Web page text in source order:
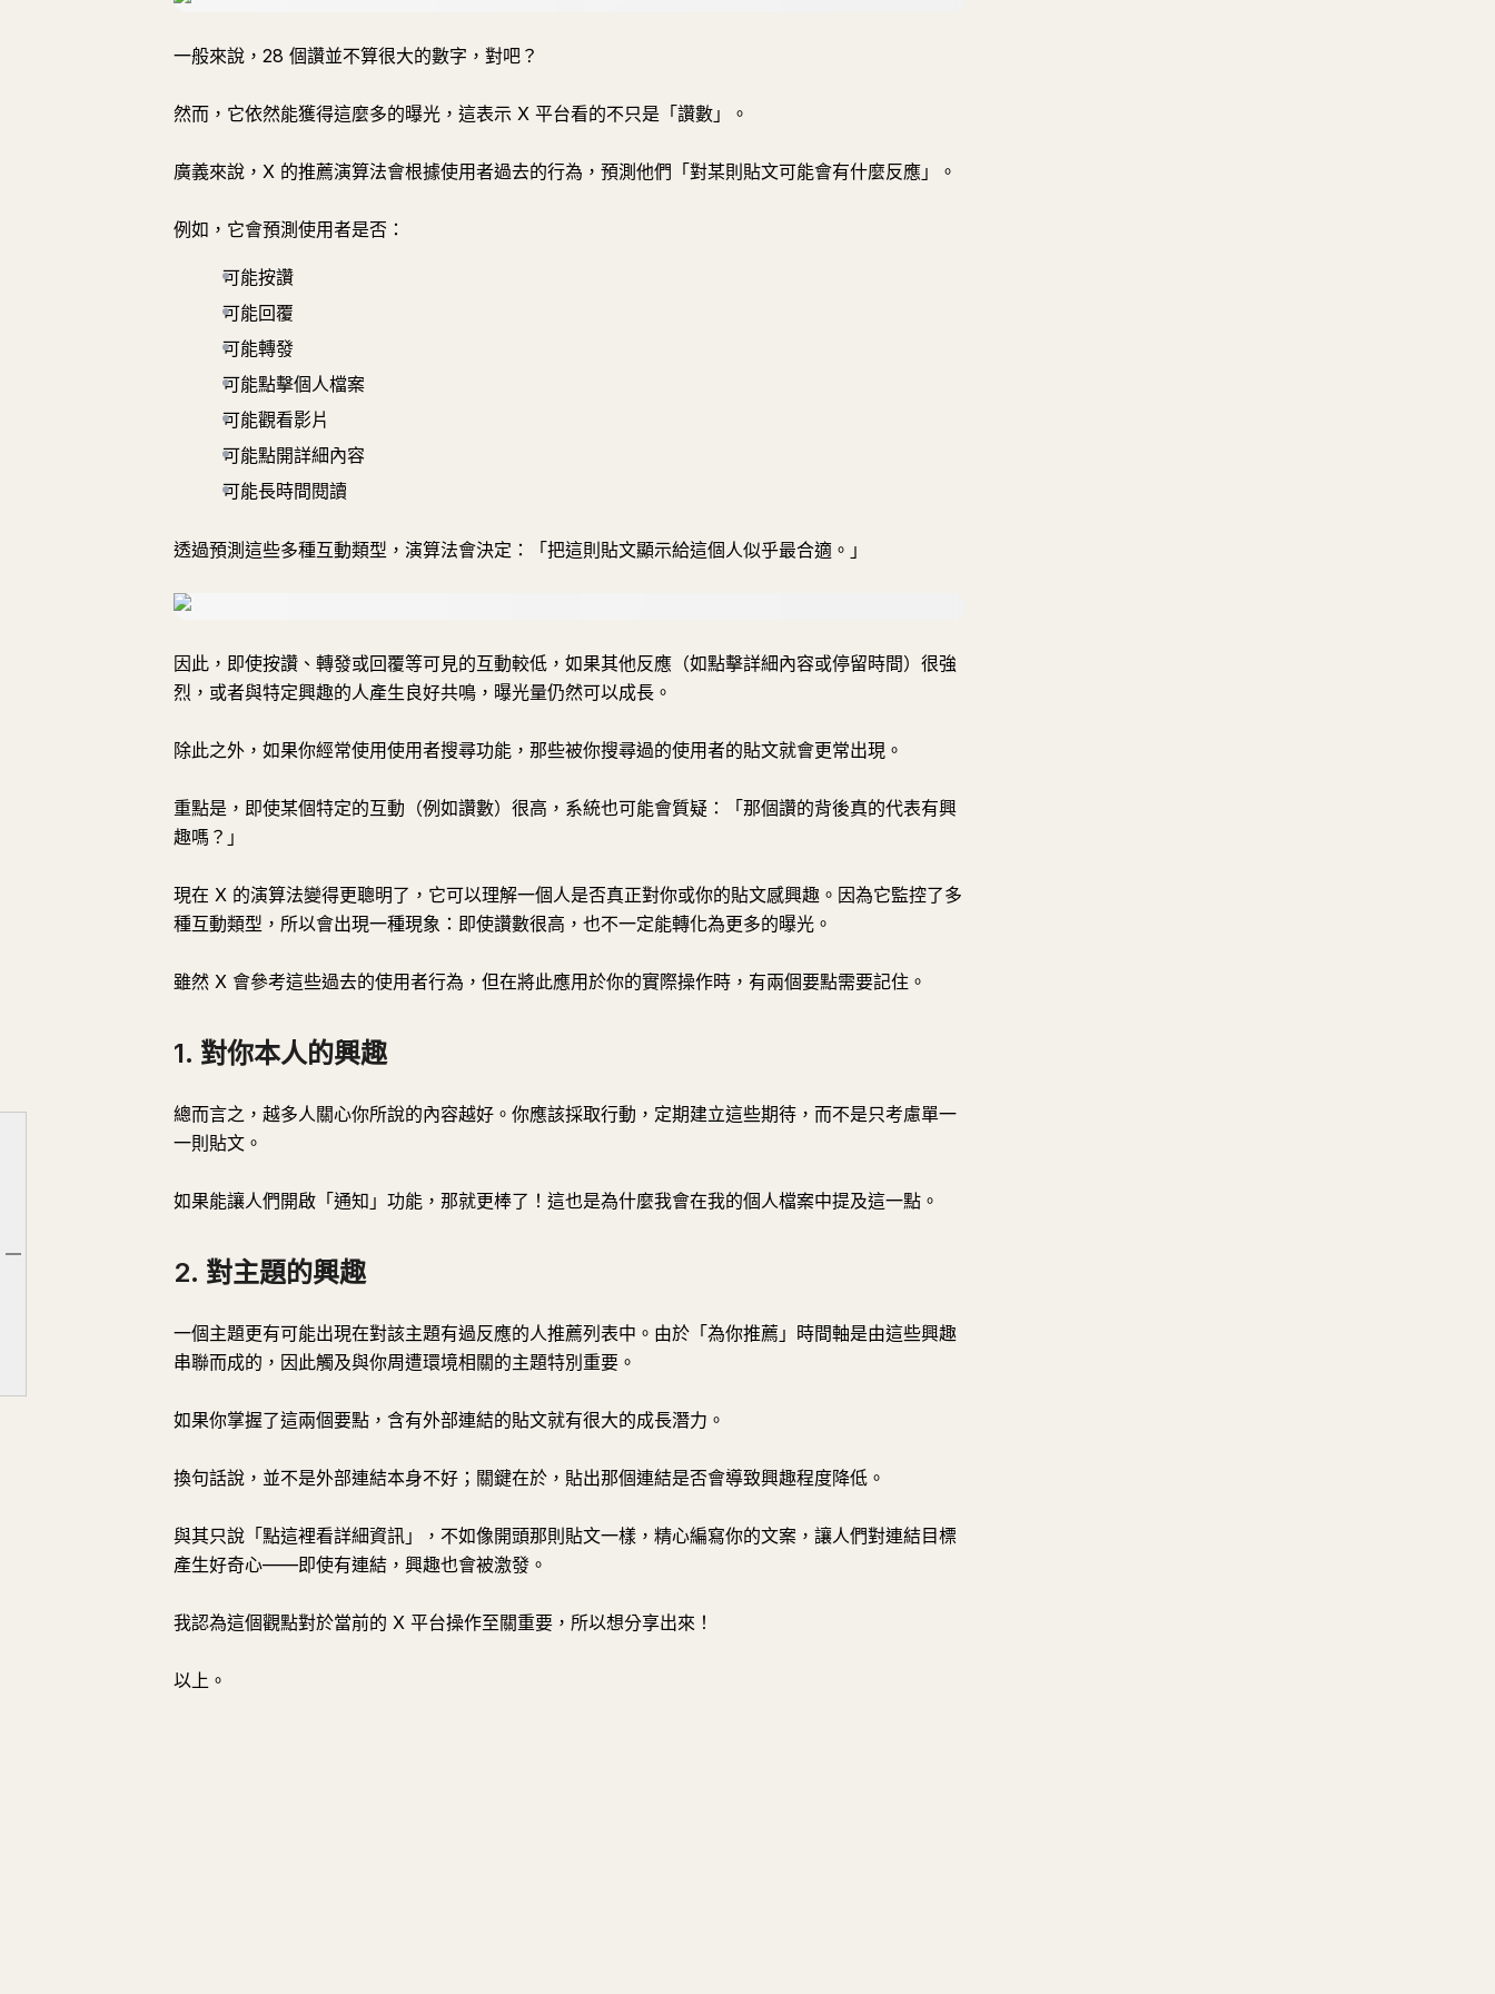
一般來說，28 個讚並不算很大的數字，對吧？
然而，它依然能獲得這麼多的曝光，這表示 X 平台看的不只是「讚數」。
廣義來說，X 的推薦演算法會根據使用者過去的行為，預測他們「對某則貼文可能會有什麼反應」。
例如，它會預測使用者是否：
可能按讚
可能回覆
可能轉發
可能點擊個人檔案
可能觀看影片
可能點開詳細內容
可能長時間閱讀
透過預測這些多種互動類型，演算法會決定：「把這則貼文顯示給這個人似乎最合適。」
因此，即使按讚、轉發或回覆等可見的互動較低，如果其他反應（如點擊詳細內容或停留時間）很強
烈，或者與特定興趣的人產生良好共鳴，曝光量仍然可以成長。
除此之外，如果你經常使用使用者搜尋功能，那些被你搜尋過的使用者的貼文就會更常出現。
重點是，即使某個特定的互動（例如讚數）很高，系統也可能會質疑：「那個讚的背後真的代表有興
趣嗎？」
現在 X 的演算法變得更聰明了，它可以理解一個人是否真正對你或你的貼文感興趣。因為它監控了多
種互動類型，所以會出現一種現象：即使讚數很高，也不一定能轉化為更多的曝光。
雖然 X 會參考這些過去的使用者行為，但在將此應用於你的實際操作時，有兩個要點需要記住。
1. 對你本人的興趣
總而言之，越多人關心你所說的內容越好。你應該採取行動，定期建立這些期待，而不是只考慮單一
一則貼文。
如果能讓人們開啟「通知」功能，那就更棒了！這也是為什麼我會在我的個人檔案中提及這一點。
2. 對主題的興趣
一個主題更有可能出現在對該主題有過反應的人推薦列表中。由於「為你推薦」時間軸是由這些興趣
串聯而成的，因此觸及與你周遭環境相關的主題特別重要。
如果你掌握了這兩個要點，含有外部連結的貼文就有很大的成長潛力。
換句話說，並不是外部連結本身不好；關鍵在於，貼出那個連結是否會導致興趣程度降低。
與其只說「點這裡看詳細資訊」，不如像開頭那則貼文一樣，精心編寫你的文案，讓人們對連結目標
產生好奇心——即使有連結，興趣也會被激發。
我認為這個觀點對於當前的 X 平台操作至關重要，所以想分享出來！
以上。